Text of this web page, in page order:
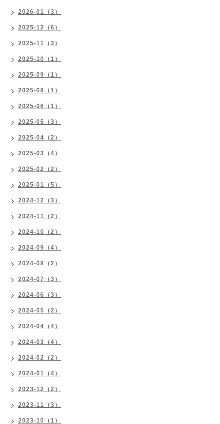
2026-01（3）
2025-12（6）
2025-11（3）
2025-10（1）
2025-09（1）
2025-08（1）
2025-06（1）
2025-05（3）
2025-04（2）
2025-03（4）
2025-02（2）
2025-01（5）
2024-12（3）
2024-11（2）
2024-10（2）
2024-09（4）
2024-08（2）
2024-07（3）
2024-06（3）
2024-05（2）
2024-04（4）
2024-03（4）
2024-02（2）
2024-01（4）
2023-12（2）
2023-11（3）
2023-10（1）